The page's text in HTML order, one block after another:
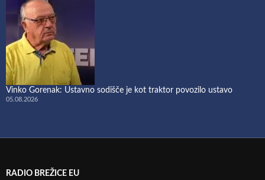
Vinko Gorenak: Ustavno sodišče je kot traktor povozilo ustavo
05.08.2026
RADIO BREŽICE EU